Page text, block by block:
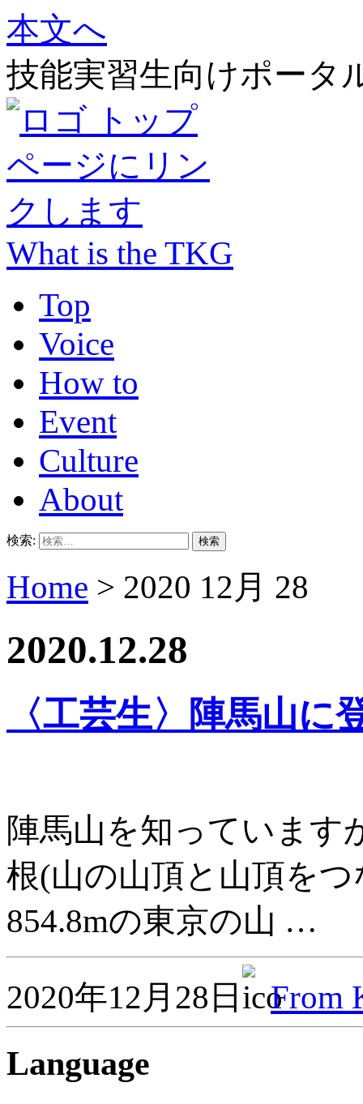
本文へ
技能実習生向けポータ
What is the TKG
Top
Voice
How to
Event
Culture
About
検索:
Home > 2020 12月 28
2020.12.28
〈工芸生〉陣馬山に
陣馬山を知っています
根(山の山頂と山頂を
854.8mの東京の山 …
2020年12月28日 From
Language